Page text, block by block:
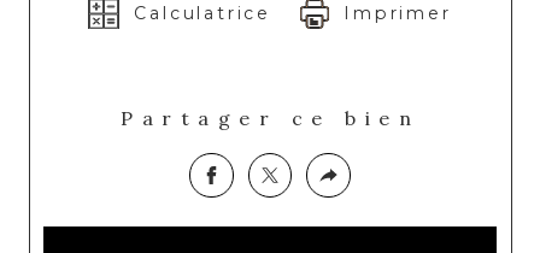
Calculatrice Imprimer
Partager ce bien